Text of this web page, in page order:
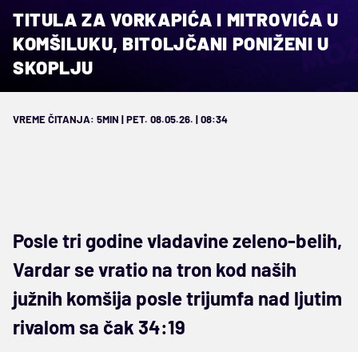
TITULA ZA VORKAPIĆA I MITROVIĆA U
KOMŠILUKU, BITOLJČANI PONIŽENI U
SKOPLJU
VREME ČITANJA: 5MIN | PET. 08.05.26. | 08:34
Posle tri godine vladavine zeleno-belih,
Vardar se vratio na tron kod naših
južnih komšija posle trijumfa nad ljutim
rivalom sa čak 34:19